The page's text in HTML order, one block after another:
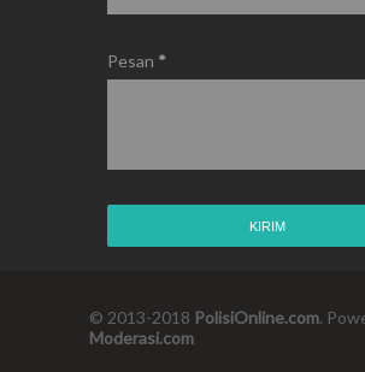
Pesan *
© 2013-2018 PolisiOnline.com.
Moderasi.com